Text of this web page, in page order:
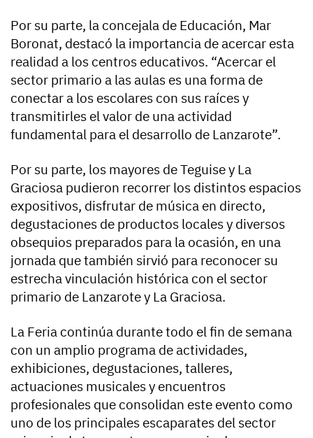
Por su parte, la concejala de Educación, Mar
Boronat, destacó la importancia de acercar esta
realidad a los centros educativos. “Acercar el
sector primario a las aulas es una forma de
conectar a los escolares con sus raíces y
transmitirles el valor de una actividad
fundamental para el desarrollo de Lanzarote”.
Por su parte, los mayores de Teguise y La
Graciosa pudieron recorrer los distintos espacios
expositivos, disfrutar de música en directo,
degustaciones de productos locales y diversos
obsequios preparados para la ocasión, en una
jornada que también sirvió para reconocer su
estrecha vinculación histórica con el sector
primario de Lanzarote y La Graciosa.
La Feria continúa durante todo el fin de semana
con un amplio programa de actividades,
exhibiciones, degustaciones, talleres,
actuaciones musicales y encuentros
profesionales que consolidan este evento como
uno de los principales escaparates del sector